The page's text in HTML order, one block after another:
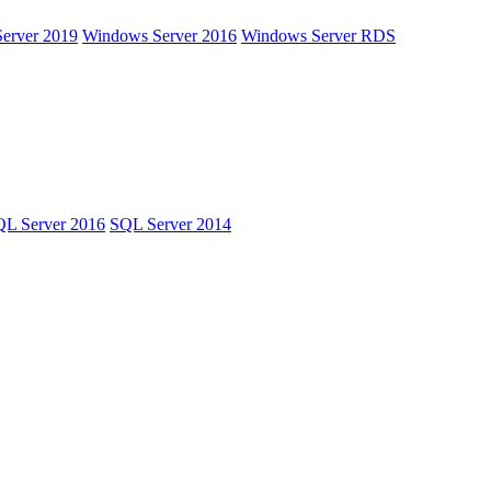
2019 Windows Server 2016 Windows Server RDS
Server 2016 SQL Server 2014